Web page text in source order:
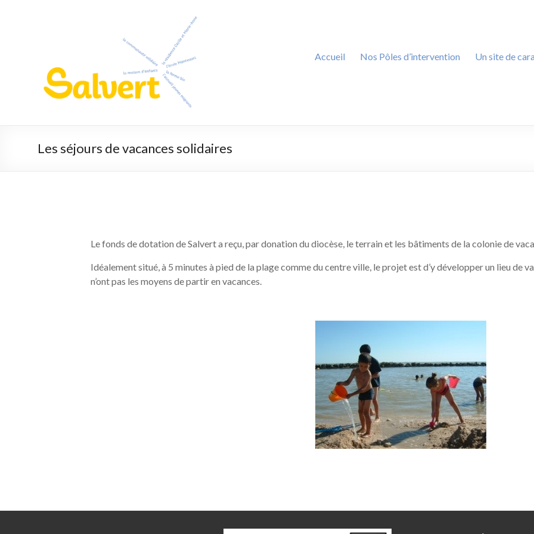
Accueil Nos Pôles d’intervention Un site de
Les séjours de vacances solidaires
Le fonds de dotation de Salvert a reçu, par donation du diocèse, le terrain et les bâtiments de la colonie de
Idéalement situé, à 5 minutes à pied de la plage comme du centre ville, le projet est d’y développer un lieu de
n’ont pas les moyens de partir en vacances.